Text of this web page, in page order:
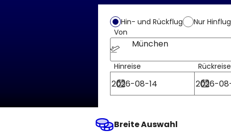
Hin- und Rückflug Nur Hinflug
Von
München
Hinreise Rückreise
Breite Auswahl